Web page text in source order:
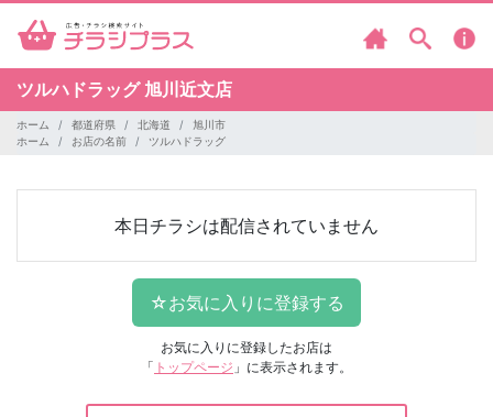
ツルハドラッグ 旭川近文店
ホーム 都道府県 北海道
旭川市
ホーム
お店の名前 ツルハドラッグ
本日チラシは配信されていません
お気に入りに登録したお店は
「 トップページ 」に表示されます。